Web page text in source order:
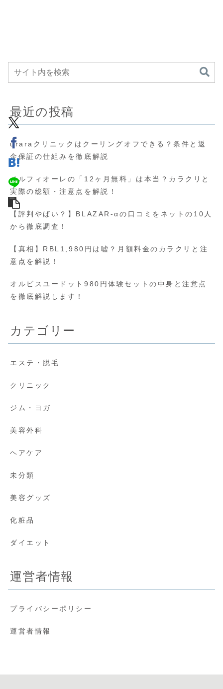
最近の投稿
uraraクリニックはクーリングオフできる？条件と返
金保証の仕組みを徹底解説
ベルフィオーレの「12ヶ月無料」は本当？カラクリと
実際の総額・注意点を解説！
【評判やばい？】BLAZAR-αの口コミをネットの10人
から徹底調査！
【真相】RBL1,980円は嘘？月額料金のカラクリと注
意点を解説！
オルビスユードット980円体験セットの中身と注意点
を徹底解説します！
カテゴリー
エステ・脱毛
クリニック
ジム・ヨガ
美容外科
ヘアケア
未分類
美容グッズ
化粧品
ダイエット
運営者情報
プライバシーポリシー
運営者情報